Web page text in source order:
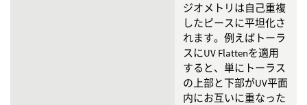
ジオメトリは自己重複
したピースに平坦化さ
れます。例えばトーラ
スにUV Flattenを適用
すると、単にトーラス
の上部と下部がUV平面
内にお互いに重なった